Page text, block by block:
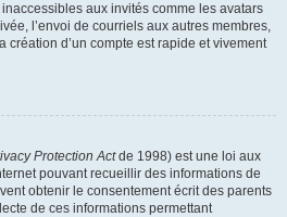
aux invités comme les avatars
l’envoi de courriels aux autres membres,
création d’un compte est rapide et vivement
Protection Actde 1998) est une loi aux
pouvant recueillir des informations de
obtenir le consentement écrit des parents
de ces informations permettant